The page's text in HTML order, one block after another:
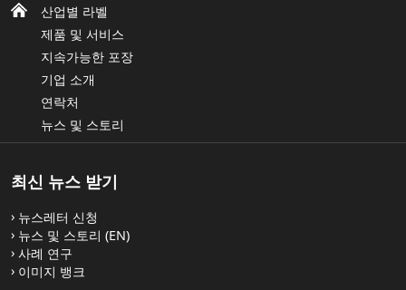
PET White TC 50 - RC15
PET White TC 50 - RC18
PET Matt White TC 50 RX18
PET Matt Silver TC 50 - RP37S
영국 표준, 섹션 2 해양용 점착 라벨을 준수하는 UPM
라플라탁 라벨 스톡은 다음과 같습니다.
LS267R – POLYLASER MATTE WHITE PRO RP78 3.8
mil WHITE KRAFT​
LS266Q – POLYLASER MATTE WHITE PRO RP37
3.8 mil WHITE KRAFT
KRAFT
BS5609 파트 III
섹션 3은 라벨 인쇄의 내구성에 관한 것입니다.
UL02B – POLYESTER SILVER / RC18 / 2.4 mil HIGH
DENSITY WHITE
UL03C – PET MATT SILVER TC 50 / RC 18 / HD 75
WHITE
UL 인증은 다음 UL 웹 페이지를 통해 확인하실 수 있습
니다.
UL Product iQ™ (EN)
검색 창에 'UPM Raflatac'을 검색하고 관련 문서를
선택
UL 웹 사이트에서 위에 나열된 제품 설명을 참조하여
산업별 라벨
제품 및 서비스
지속가능한 포장
기업 소개
연락처
뉴스 및 스토리
최신 뉴스 받기
뉴스레터 신청
뉴스 및 스토리 (EN)
사례 연구
이미지 뱅크